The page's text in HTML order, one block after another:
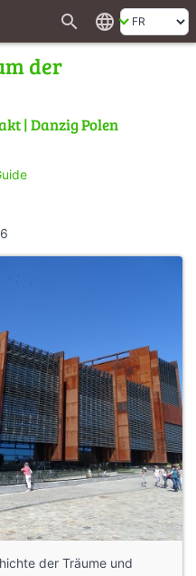
search language
der
| Danzig Polen
der Träume und